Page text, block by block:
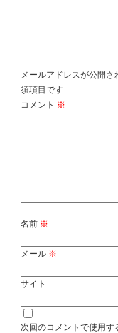
メールアドレスが公開さ
須項目です
コメント ※
名前 ※
メール ※
サイト
次回のコメントで使用